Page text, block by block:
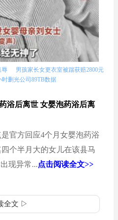
男孩家长女更衣室被踹获赔2800元
时删光公司89TB数据
浴后离世 女婴泡药浴后离
官方回应4个月女婴泡药浴
个半月大的女儿在该县马
现异常...点击阅读全文>>
全文 ▷